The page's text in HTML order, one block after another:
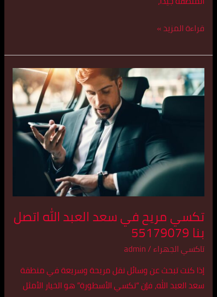
قراءة المزيد »
تكسي مريح في سعد العبد الله اتصل
بنا 55179079
تاكسي الجهراء/
admin
إذا كنت تبحث عن وسائل نقل مريحة وسريعة في منطقة
سعد العبد الله، فإن “تكسي الأسطورة” هو الخيار الأمثل
تكسي
مريح
الله
اتصل
55179079